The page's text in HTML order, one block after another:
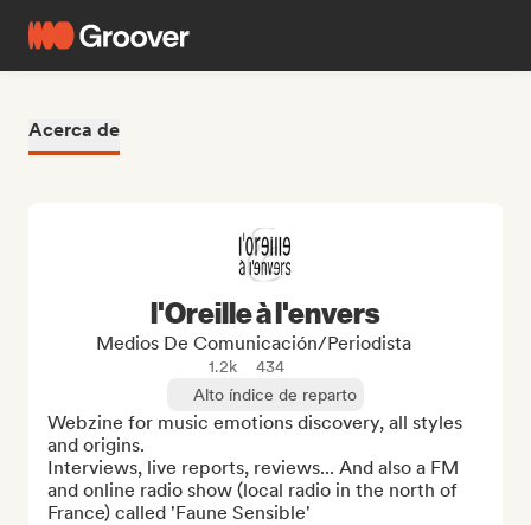
Acerca de
l'Oreille à l'envers
Medios De Comunicación/Periodista
1.2k
434
Alto índice de reparto
Webzine for music emotions discovery, all styles
and origins.
Interviews, live reports, reviews... And also a FM
and online radio show (local radio in the north of
France) called 'Faune Sensible'